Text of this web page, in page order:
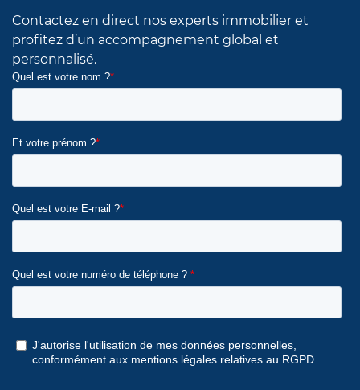
Contactez en direct nos experts immobilier et
profitez d’un accompagnement global et
personnalisé.